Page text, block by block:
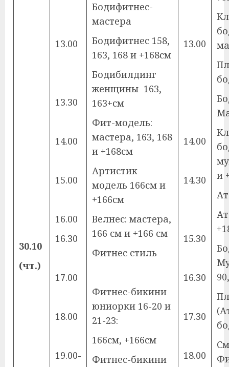
30.10
(чт.)
13.00
13.30
14.00
15.00
16.00
16.30
17.00
18.00
19.00-
Бодифитнес-
мастера
Бодифитнес 158,
163, 168 и +168см
Бодибилдинг
женщины 163,
163+см
Фит-модель:
мастера, 163, 168
и +168см
Артистик
модель 166см и
+166см
Велнес: мастера,
166 см и +166 см
Фитнес стиль
Фитнес-бикини
юниорки 16-20 и
21-23:
166см, +166см
Фитнес-бикини
13.00
14.00
14.30
15.30
16.30
17.30
18.00
и